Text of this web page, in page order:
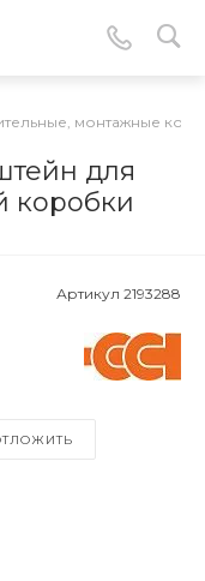
монтажные
для
коробки
Артикул 2193288